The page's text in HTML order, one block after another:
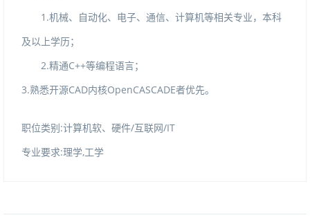
1.机械、自动化、电子、通信、计算机等相关专业，本科
及以上学历；
2.精通C++等编程语言；
3.熟悉开源CAD内核OpenCASCADE者优先。
职位类别:计算机软、硬件/互联网/IT
专业要求:理学,工学